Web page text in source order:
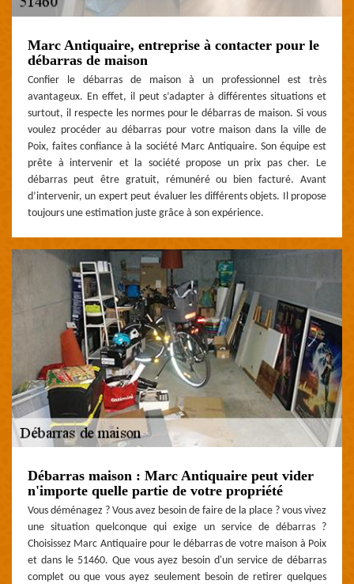
Marc Antiquaire, entreprise à contacter pour le
débarras de maison
Confier le débarras de maison à un professionnel est très
avantageux. En effet, il peut s’adapter à différentes situations et
surtout, il respecte les normes pour le débarras de maison. Si vous
voulez procéder au débarras pour votre maison dans la ville de
Poix, faites confiance à la société Marc Antiquaire. Son équipe est
prête à intervenir et la société propose un prix pas cher. Le
débarras peut être gratuit, rémunéré ou bien facturé. Avant
d’intervenir, un expert peut évaluer les différents objets. Il propose
toujours une estimation juste grâce à son expérience.
Débarras maison : Marc Antiquaire peut vider
n'importe quelle partie de votre propriété
Vous déménagez ? Vous avez besoin de faire de la place ? vous vivez
une situation quelconque qui exige un service de débarras ?
Choisissez Marc Antiquaire pour le débarras de votre maison à Poix
et dans le 51460. Que vous ayez besoin d'un service de débarras
complet ou que vous ayez seulement besoin de retirer quelques